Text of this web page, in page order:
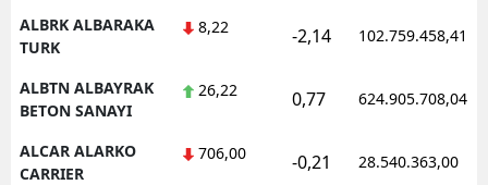
ALBRK ALBARAKA
TURK
8,22 -2,14 102.759.458,41
ALBTN ALBAYRAK
BETON SANAYI
26,22 0,77 624.905.708,04
ALCAR ALARKO
CARRIER
706,00 -0,21 28.540.363,00